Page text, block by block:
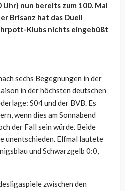
Uhr) nun bereits zum 100. Mal
Brisanz hat das Duell
Klubs nichts eingebüßt
sechs Begegnungen in der
in der höchsten deutschen
S04 und der BVB. Es
wenn dies am Sonnabend
der Fall sein würde. Beide
unentschieden. Elfmal lautete
und Schwarzgelb 0:0,
zwischen den